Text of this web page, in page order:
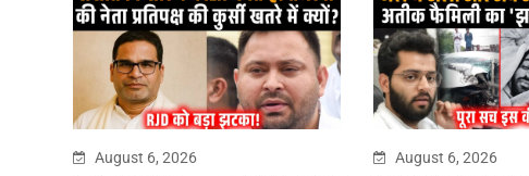
August 6, 2026 August 6, 2026